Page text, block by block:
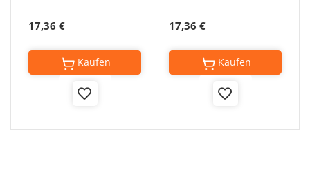
17,36 €
Add
Kaufen
17,36 €
Add
Kaufen